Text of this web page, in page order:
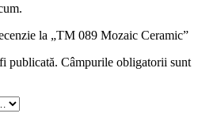
la „TM 089 Mozaic Ceramic”
publicată. Câmpurile obligatorii sunt